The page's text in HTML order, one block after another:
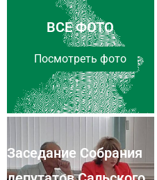
ВСЕ ФОТО
Посмотреть фото
Заседание Собрания